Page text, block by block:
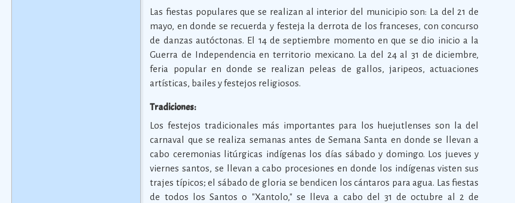
Las fiestas populares que se realizan al interior del municipio son: La del 21 de
mayo, en donde se recuerda y festeja la derrota de los franceses, con concurso
de danzas autóctonas. El 14 de septiembre momento en que se dio inicio a la
Guerra de Independencia en territorio mexicano. La del 24 al 31 de diciembre,
feria popular en donde se realizan peleas de gallos, jaripeos, actuaciones
artísticas, bailes y festejos religiosos.
Tradiciones:
Los festejos tradicionales más importantes para los huejutlenses son la del
carnaval que se realiza semanas antes de Semana Santa en donde se llevan a
cabo ceremonias litúrgicas indígenas los días sábado y domingo. Los jueves y
viernes santos, se llevan a cabo procesiones en donde los indígenas visten sus
trajes típicos; el sábado de gloria se bendicen los cántaros para agua. Las fiestas
de todos los Santos o "Xantolo," se lleva a cabo del 31 de octubre al 2 de